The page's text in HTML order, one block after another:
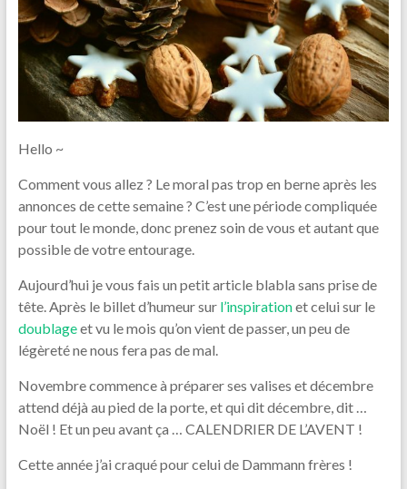
Hello ~
Comment vous allez ? Le moral pas trop en berne après les
annonces de cette semaine ? C’est une période compliquée
pour tout le monde, donc prenez soin de vous et autant que
possible de votre entourage.
Aujourd’hui je vous fais un petit article blabla sans prise de
tête. Après le billet d’humeur sur l’inspirationet celui sur le
doublageet vu le mois qu’on vient de passer, un peu de
légèreté ne nous fera pas de mal.
Novembre commence à préparer ses valises et décembre
attend déjà au pied de la porte, et qui dit décembre, dit …
Noël ! Et un peu avant ça … CALENDRIER DE L’AVENT !
Cette année j’ai craqué pour celui de Dammann frères !